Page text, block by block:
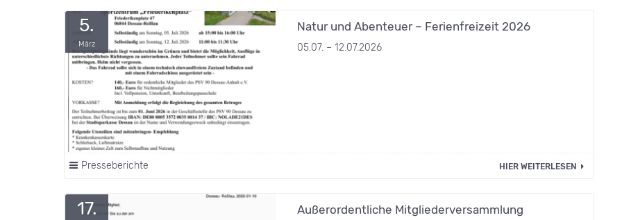
5.
März
Natur und Abenteuer – Ferienfreizeit 2026
05.07. – 12.07.2026
Presseberichte HIER WEITERLESEN
17. Außerordentliche Mitgliederversammlung